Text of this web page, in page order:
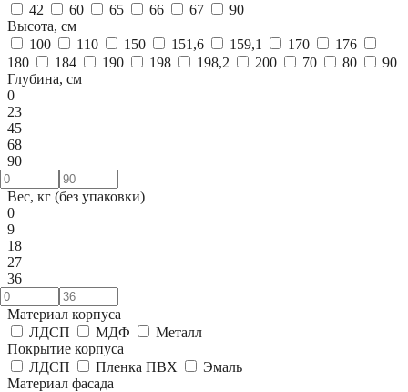
42
60 65 66 67
90
Высота, см
100
110 150 151,6 159,1 170
176
180
184 190 198 198,2 200 70 80
90
Глубина, см
0
23
45
68
90
Вес, кг (без упаковки)
0
9
18
27
36
Материал корпуса
ЛДСП
МДФ
Металл
Покрытие корпуса
ЛДСП
Пленка ПВХ
Эмаль
Материал фасада